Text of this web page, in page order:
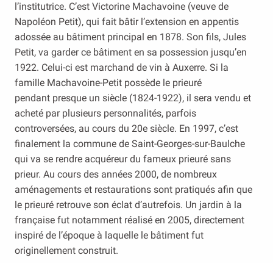
l’institutrice. C’est Victorine Machavoine (veuve de
Napoléon Petit), qui fait bâtir l’extension en appentis
adossée au bâtiment principal en 1878. Son fils, Jules
Petit, va garder ce bâtiment en sa possession jusqu’en
1922. Celui-ci est marchand de vin à Auxerre. Si la
famille Machavoine-Petit possède le prieuré
pendant presque un siècle (1824-1922), il sera vendu et
acheté par plusieurs personnalités, parfois
controversées, au cours du 20e siècle. En 1997, c’est
finalement la commune de Saint-Georges-sur-Baulche
qui va se rendre acquéreur du fameux prieuré sans
prieur. Au cours des années 2000, de nombreux
aménagements et restaurations sont pratiqués afin que
le prieuré retrouve son éclat d’autrefois. Un jardin à la
française fut notamment réalisé en 2005, directement
inspiré de l’époque à laquelle le bâtiment fut
originellement construit.